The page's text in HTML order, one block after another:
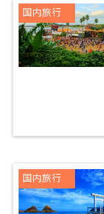
国内旅行
国内旅行